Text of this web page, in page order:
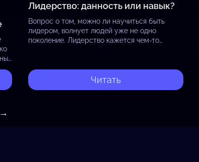
Лидерство: данность или навык?
Вопрос о том, можно ли научиться быть
лидером, волнует людей уже не одно
поколение. Лидерство кажется чем-то
Читать
→